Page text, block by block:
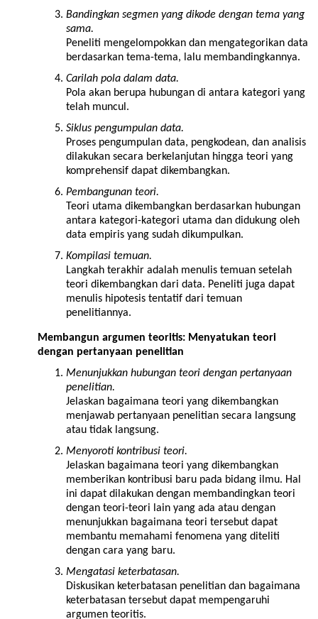
Bandingkan segmen yang dikode dengan tema yang
sama.
Peneliti mengelompokkan dan mengategorikan data
berdasarkan tema-tema, lalu membandingkannya.
Carilah pola dalam data.
Pola akan berupa hubungan di antara kategori yang
telah muncul.
Siklus pengumpulan data.
Proses pengumpulan data, pengkodean, dan analisis
dilakukan secara berkelanjutan hingga teori yang
komprehensif dapat dikembangkan.
Pembangunan teori.
Teori utama dikembangkan berdasarkan hubungan
antara kategori-kategori utama dan didukung oleh
data empiris yang sudah dikumpulkan.
Kompilasi temuan.
Langkah terakhir adalah menulis temuan setelah
teori dikembangkan dari data. Peneliti juga dapat
menulis hipotesis tentatif dari temuan
penelitiannya.
Membangun argumen teoritis: Menyatukan teori
dengan pertanyaan penelitian
Menunjukkan hubungan teori dengan pertanyaan
penelitian.
Jelaskan bagaimana teori yang dikembangkan
menjawab pertanyaan penelitian secara langsung
atau tidak langsung.
Menyoroti kontribusi teori.
Jelaskan bagaimana teori yang dikembangkan
memberikan kontribusi baru pada bidang ilmu. Hal
ini dapat dilakukan dengan membandingkan teori
dengan teori-teori lain yang ada atau dengan
menunjukkan bagaimana teori tersebut dapat
membantu memahami fenomena yang diteliti
dengan cara yang baru.
Mengatasi keterbatasan.
Diskusikan keterbatasan penelitian dan bagaimana
keterbatasan tersebut dapat mempengaruhi
argumen teoritis.